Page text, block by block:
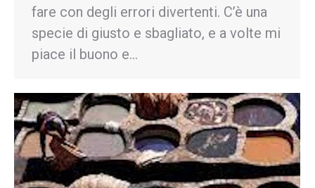
fare con degli errori divertenti. C’è una
specie di giusto e sbagliato, e a volte mi
piace il buono e…